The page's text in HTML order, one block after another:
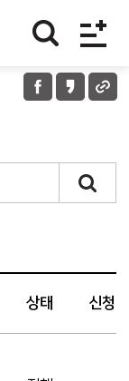
상태 신청